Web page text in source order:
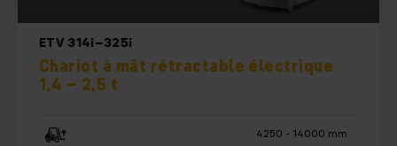
ETV 314i–325i
Chariot à mât rétractable électrique
1,4 – 2,5 t
4250 - 14000 mm